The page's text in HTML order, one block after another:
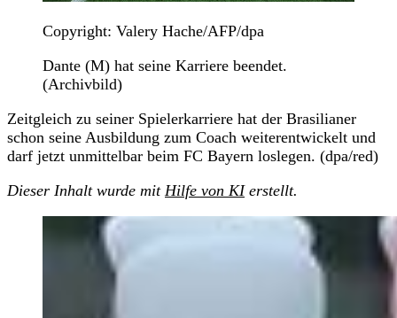
Copyright: Valery Hache/AFP/dpa
Dante (M) hat seine Karriere beendet.
(Archivbild)
Zeitgleich zu seiner Spielerkarriere hat der Brasilianer
schon seine Ausbildung zum Coach weiterentwickelt und
darf jetzt unmittelbar beim FC Bayern loslegen. (dpa/red)
Dieser Inhalt wurde mit Hilfe von KIerstellt.